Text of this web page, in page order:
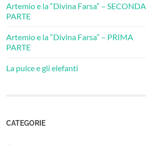
Artemio e la “Divina Farsa” – SECONDA
PARTE
Artemio e la “Divina Farsa” – PRIMA
PARTE
La pulce e gli elefanti
CATEGORIE